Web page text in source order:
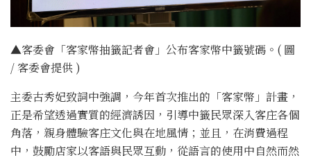
▲客委會「客家幣抽籤記者會」公布客家幣中籤號碼。( 圖
/ 客委會提供 )
主委古秀妃致詞中強調，今年首次推出的「客家幣」計畫，
正是希望透過實質的經濟誘因，引導中籤民眾深入客庄各個
角落，親身體驗客庄文化與在地風情；並且，在消費過程
中，鼓勵店家以客語與民眾互動，從語言的使用中自然而然